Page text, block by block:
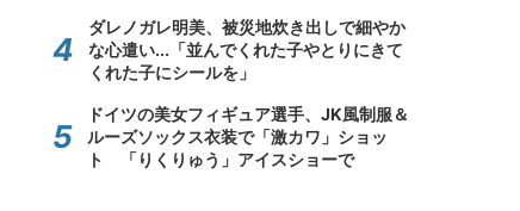
ダレノガレ明美、被災地炊き出しで細やか
な心遣い...「並んでくれた子やとりにきて
くれた子にシールを」
ドイツの美女フィギュア選手、JK風制服＆
ルーズソックス衣装で「激カワ」ショッ
ト 「りくりゅう」アイスショーで